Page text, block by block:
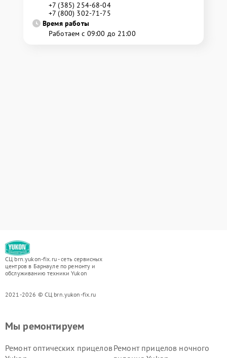
+7 (385) 254-68-04
+7 (800) 302-71-75
Время работы
Работаем с 09:00 до 21:00
СЦ brn.yukon-fix.ru - сеть сервисных
центров в Барнауле по ремонту и
обслуживанию техники Yukon
2021-2026 © СЦ brn.yukon-fix.ru
Мы ремонтируем
Ремонт оптических прицеловРемонт прицелов ночного